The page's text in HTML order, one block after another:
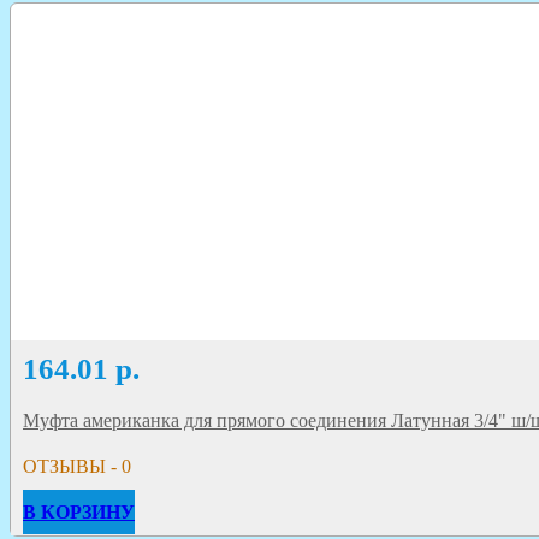
164.01 р.
Муфта американка для прямого соединения Латунная 3/4" ш/
ОТЗЫВЫ - 0
В КОРЗИНУ